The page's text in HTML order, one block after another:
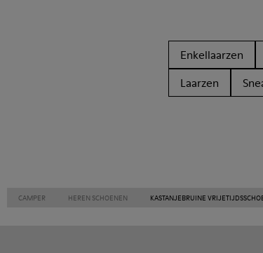
Enkellaarzen
Laarzen
CAMPER HEREN SCHOENEN KASTANJEBRUINE